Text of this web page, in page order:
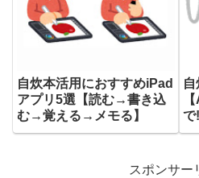
自炊本活用におすすめiPad
アプリ5選【読む→書き込
む→覚える→メモる】
で
スポンサー